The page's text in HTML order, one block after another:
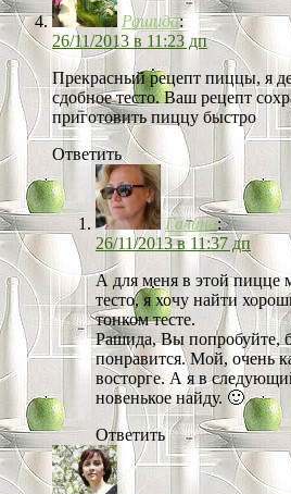
Рашида:
26/11/2013 в 11:23 дп
Прекрасный рецепт пиццы, я
сдобное тесто. Ваш рецепт
приготовить пиццу быстро
Ответить
Галина:
26/11/2013 в 11:37 дп
А для меня в этой пицце
тесто, я хочу найти
тонком тесте.
Рашида, Вы попробуйте,
понравится. Мой, очень
восторге. А я в
новенькое найду. 🙂
Ответить